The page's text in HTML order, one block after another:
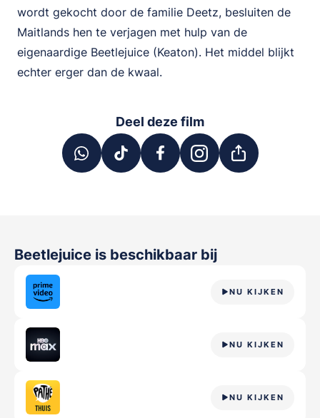
wordt gekocht door de familie Deetz, besluiten de
Maitlands hen te verjagen met hulp van de
eigenaardige Beetlejuice (Keaton). Het middel blijkt
echter erger dan de kwaal.
Deel deze film
Beetlejuice is beschikbaar bij
NU KIJKEN
NU KIJKEN
NU KIJKEN